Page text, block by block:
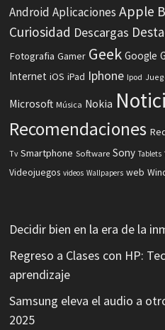
Android Aplicaciones Apple
Curiosidad Descargas
Fotografia Gamer Geek Google
Internet iOS iPad Iphone Ipod
Microsoft Música Nokia
Recomendaciones
Tv Smartphone Software Sony Tablets
Videojuegos videos Wallpapers web
Decidir bien en la era de la
Regreso a Clases con HP:
aprendizaje
Samsung eleva el audio a
2025